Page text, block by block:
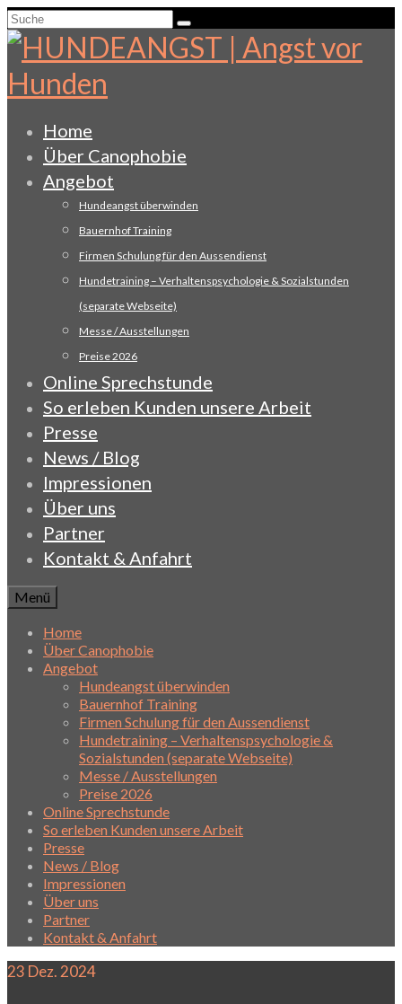
Suche
nach:
Home
Über Canophobie
Angebot
Hundeangst überwinden
Bauernhof Training
Firmen Schulung für den Aussendienst
Hundetraining – Verhaltenspsychologie & Sozialstunden
(separate Webseite)
Messe / Ausstellungen
Preise 2026
Online Sprechstunde
So erleben Kunden unsere Arbeit
Presse
News / Blog
Impressionen
Über uns
Partner
Kontakt & Anfahrt
Menü
Home
Über Canophobie
Angebot
Hundeangst überwinden
Bauernhof Training
Firmen Schulung für den Aussendienst
Hundetraining – Verhaltenspsychologie &
Sozialstunden (separate Webseite)
Messe / Ausstellungen
Preise 2026
Online Sprechstunde
So erleben Kunden unsere Arbeit
Presse
News / Blog
Impressionen
Über uns
Partner
Kontakt & Anfahrt
23 Dez. 2024